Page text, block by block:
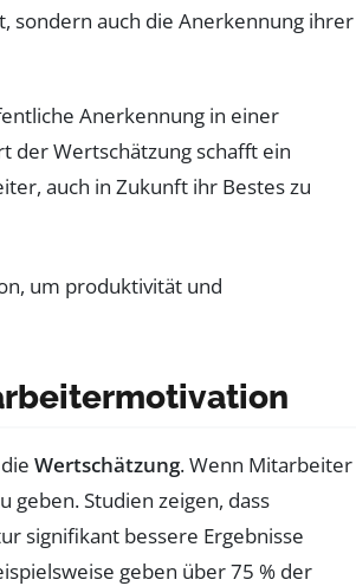
sondern auch die Anerkennung ihrer
Anerkennung in einer
der Wertschätzung schafft ein
auch in Zukunft ihr Bestes zu
Wertschätzung. Wenn Mitarbeiter
geben. Studien zeigen, dass
signifikant bessere Ergebnisse
geben über 75 % der